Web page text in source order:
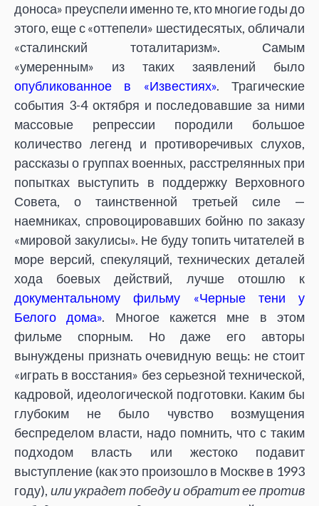
доноса» преуспели именно те, кто многие годы до
этого, еще с «оттепели» шестидесятых, обличали
«сталинский тоталитаризм». Самым
«умеренным» из таких заявлений было
опубликованное в «Известиях». Трагические
события 3-4 октября и последовавшие за ними
массовые репрессии породили большое
количество легенд и противоречивых слухов,
рассказы о группах военных, расстрелянных при
попытках выступить в поддержку Верховного
Совета, о таинственной третьей силе —
наемниках, спровоцировавших бойню по заказу
«мировой закулисы». Не буду топить читателей в
море версий, спекуляций, технических деталей
хода боевых действий, лучше отошлю к
документальному фильму «Черные тени у
Белого дома». Многое кажется мне в этом
фильме спорным. Но даже его авторы
вынуждены признать очевидную вещь: не стоит
«играть в восстания» без серьезной технической,
кадровой, идеологической подготовки. Каким бы
глубоким не было чувство возмущения
беспределом власти, надо помнить, что с таким
подходом власть или жестоко подавит
выступление (как это произошло в Москве в 1993
году), или украдет победу и обратит ее против